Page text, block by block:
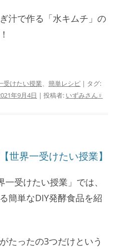
汁で作る「水キムチ」の
受けたい授業、 簡単レシピ | タグ:
年9月4日 | 投稿者: いずみさん♀
世界一受けたい授業】
受けたい授業」では、
簡単なDIY発酵食品を紹
たったの3つだけという